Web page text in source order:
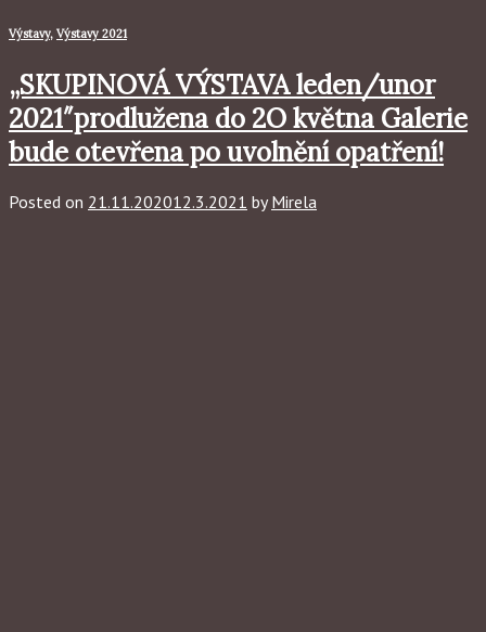
Výstavy, Výstavy 2021
„SKUPINOVÁ VÝSTAVA leden/unor
2021″prodlužena do 2O května Galerie
bude otevřena po uvolnění opatření!
Posted on 21.11.202012.3.2021 byMirela